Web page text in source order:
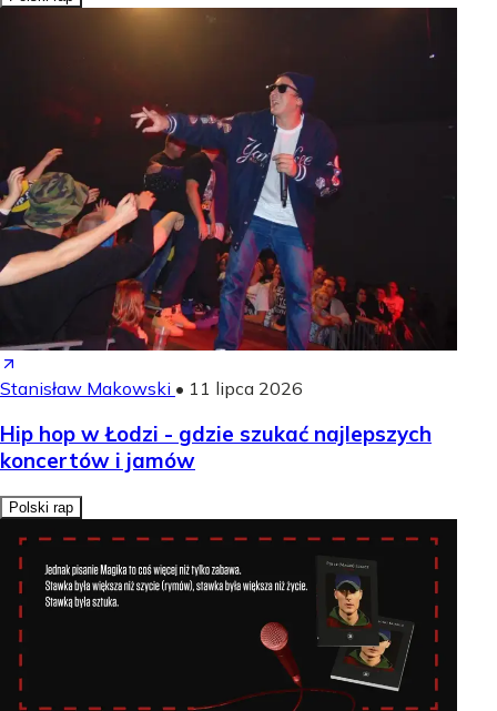
Stanisław Makowski • 11 lipca 2026
Hip hop w Łodzi - gdzie szukać najlepszych
koncertów i jamów
Polski rap